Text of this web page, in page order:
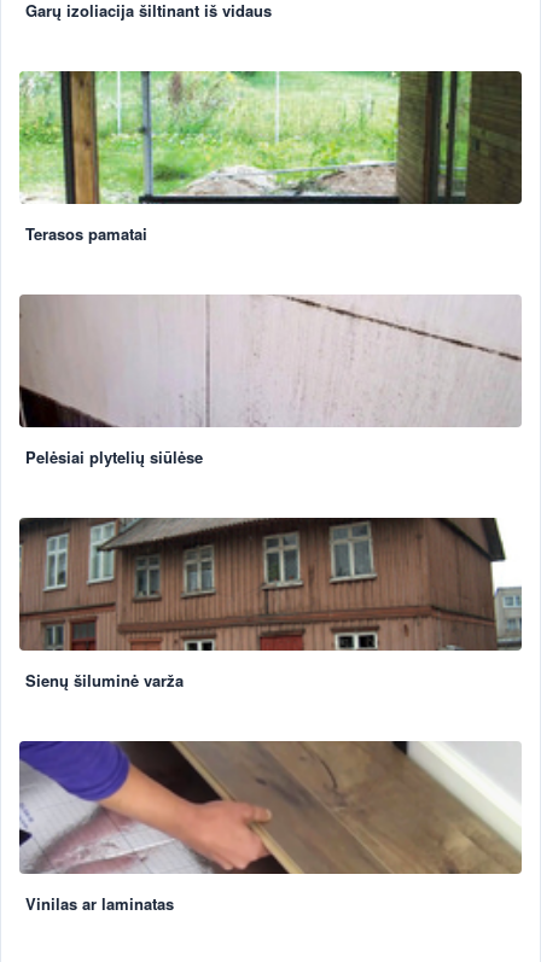
Garų izoliacija šiltinant iš vidaus
Terasos pamatai
Pelėsiai plytelių siūlėse
Sienų šiluminė varža
Vinilas ar laminatas